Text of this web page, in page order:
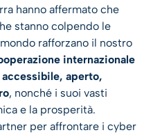
hanno affermato che
stanno colpendo le
rafforzano il nostro
internazionale
aperto,
, nonché i suoi vasti
e la prosperità.
per affrontare i cyber